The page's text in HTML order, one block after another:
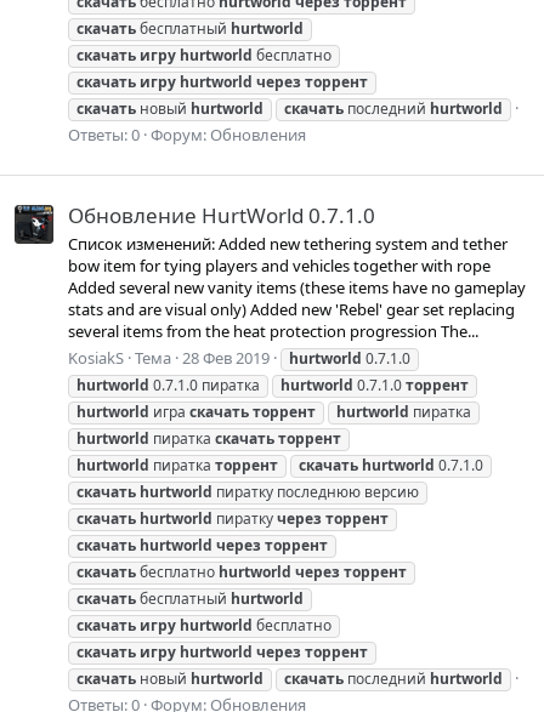
скачатьбесплатный hurtworld
скачать игру hurtworld бесплатно
скачать игру hurtworld через торрент
скачать новый hurtworld скачать последний hurtworld
Ответы: 0 Форум:Обновления
Обновление HurtWorld 0.7.1.0
Список изменений: Added new tethering system and tether
bow item for tying players and vehicles together with rope
Added several new vanity items (these items have no gameplay
stats and are visual only) Added new 'Rebel' gear set replacing
several items from the heat protection progression The...
KosiakS Тема 28 Фев 2019 hurtworld 0.7.1.0
hurtworld 0.7.1.0 пиратка hurtworld 0.7.1.0торрент
hurtworld игра скачатьторрент hurtworld пиратка
hurtworld пиратка скачатьторрент
hurtworld пиратка торрент скачать hurtworld 0.7.1.0
скачать hurtworld пиратку последнюю версию
скачать hurtworld пираткучерез торрент
скачать hurtworld через торрент
скачатьбесплатно hurtworld через торрент
скачатьбесплатный hurtworld
скачать игру hurtworld бесплатно
скачать игру hurtworld через торрент
скачать новый hurtworld скачать последний hurtworld
Ответы: 0 Форум:Обновления